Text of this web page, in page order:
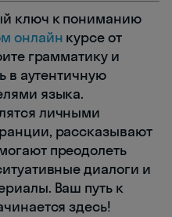
ключ к пониманию
онлайн курсе от
грамматику и
в аутентичную
языка.
личными
рассказывают
преодолеть
диалоги и
Ваш путь к
здесь!